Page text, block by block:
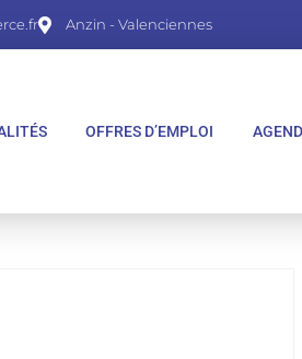
Anzin - Valenciennes
OFFRES D’EMPLOI